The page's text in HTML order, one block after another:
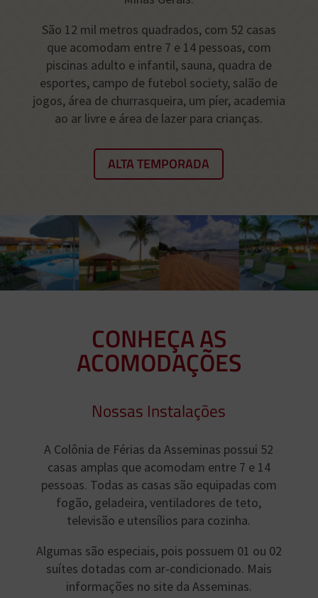
São 12 mil metros quadrados, com 52 casas
que acomodam entre 7 e 14 pessoas, com
piscinas adulto e infantil, sauna, quadra de
esportes, campo de futebol society, salão de
jogos, área de churrasqueira, um píer, academia
ao ar livre e área de lazer para crianças.
ALTA TEMPORADA
CONHEÇA AS
ACOMODAÇÕES
Nossas Instalações
A Colônia de Férias da Asseminas possui 52
casas amplas que acomodam entre 7 e 14
pessoas. Todas as casas são equipadas com
fogão, geladeira, ventiladores de teto,
televisão e utensílios para cozinha.
Algumas são especiais, pois possuem 01 ou 02
suítes dotadas com ar-condicionado. Mais
informações no site da Asseminas.